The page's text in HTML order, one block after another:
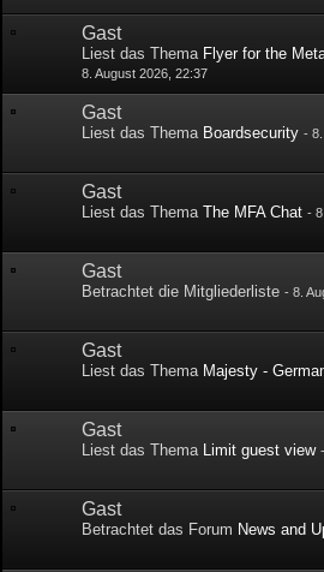
Gast
Liest das Thema Flyer for the
8. August 2026, 22:37
Gast
Liest das Thema Boardsecurity -
Gast
Liest das ThemaThe MFA Chat -
Gast
Betrachtet die Mitgliederliste-8.
Gast
Liest das Thema Majesty -
Gast
Liest das Thema Limit guest view
Gast
Betrachtet das Forum News and